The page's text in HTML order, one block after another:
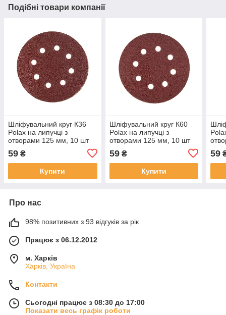
Подібні товари компанії
Шліфувальний круг К36
Polax на липучці з
отворами 125 мм, 10 шт
59 ₴
Купити
Шліфувальний круг К60
Polax на липучці з
отворами 125 мм, 10 шт
59₴
Купити
59
Про нас
98% позитивних з 93 відгуків за рік
Працює з 06.12.2012
м. Харків
Харків, Україна
Контакти
Сьогодні працює з 08:30 до 17:00
Показати весь графік роботи